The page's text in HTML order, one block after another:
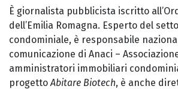
È giornalista pubblicista iscritto
dell’Emilia Romagna. Esperto del
condominiale, è responsabile
comunicazione di Anaci –
amministratori immobiliari
progettoAbitare Biotech, è anche